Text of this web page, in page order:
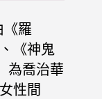
《羅
《神鬼
為喬治華
性間